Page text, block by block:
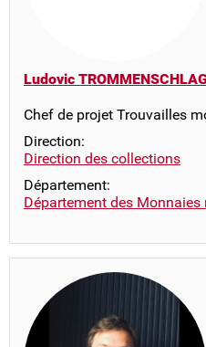
Ludovic
Chef de projet Trouvailles
Direction:
Direction des collections
Département:
Département des